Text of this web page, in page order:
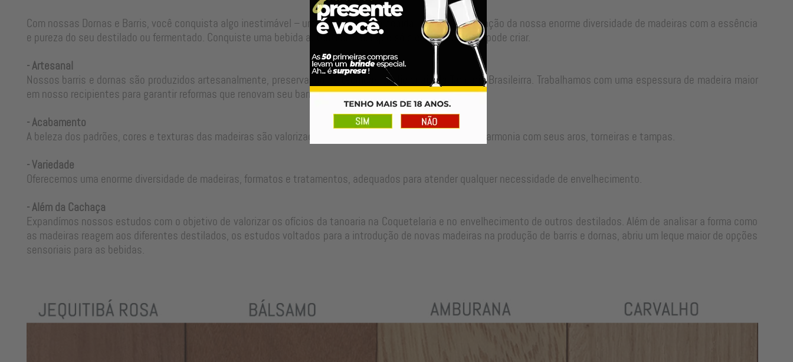
Com nossas Dornas e Barris, você conquista algo inestimável – uma alma para sua bebida, resultado da junção da nossa enorme diversidade de madeiras com a essência
e pureza do seu destilado ou fermentado. Conquiste uma bebida autêntica, valor que só o envelhecimento pode criar.
- Artesanal
Nossos barris e dornas são produzidos artesanalmente, preservando as técnicas tradicionais da Tanoaria Brasileirra. Trabalhamos com uma espessura de madeira maior
em nosso recipientes para garantir reformas que renovam seu barril para um longo período de uso.
- Acabamento
A beleza dos padrões, cores e texturas das madeiras são valorizadas no ajuste perfeito de cada peça em harmonia com seus aros, torneiras e tampas.
- Variedade
Oferecemos uma enorme diversidade de madeiras, formatos e tratamentos, adequados para atender qualquer necessidade de envelhecimento.
- Além da Cachaça
Expandímos nossos estudos com o objetivo de valorizar os ofícios da tanoaria na Coquetelaria e no envelhecimento de outros destilados. Além de analisar a forma como
as madeiras reagem aos diferentes destilados, os estudos voltados para a introdução de novas madeiras na produção de barris e dornas, abriu um leque maior de opções
sensoriais para as bebidas.